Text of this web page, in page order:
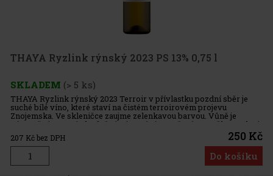
THAYA Ryzlink rýnský 2023 PS 13% 0,75 l
SKLADEM (> 5 ks)
THAYA Ryzlink rýnský 2023 Terroir v přívlastku pozdní sběr je
suché bílé víno, které staví na čistém terroirovém projevu
Znojemska. Ve skleničce zaujme zelenkavou barvou. Vůně je
výrazně citrusová, doplněná o jemné tóny sušené meruňky. V chuti
působí
207 Kč bez DPH 250 Kč
Do košíku